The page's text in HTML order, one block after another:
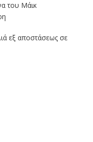
του Μάικ
εξ αποστάσεως σε